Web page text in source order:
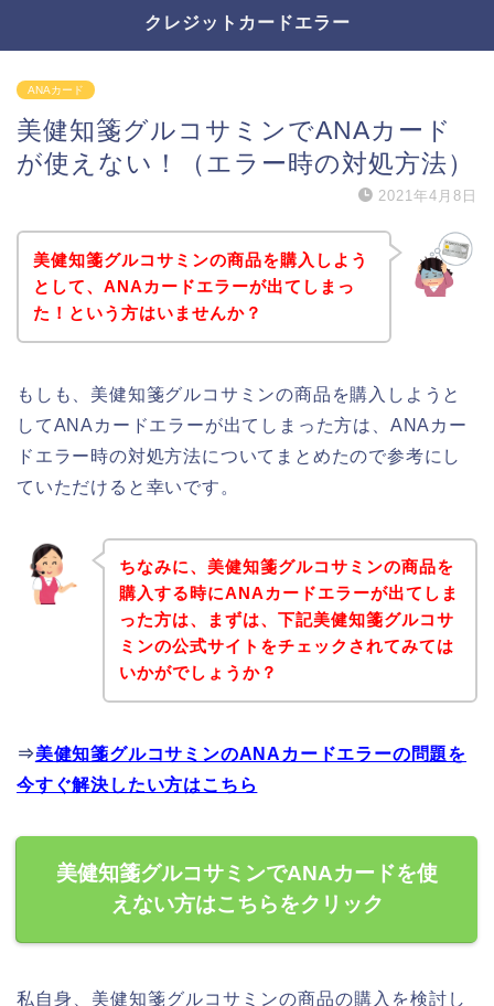
クレジットカードエラー
ANAカード
美健知箋グルコサミンでANAカード
が使えない！（エラー時の対処方法）
2021年4月8日
美健知箋グルコサミンの商品を購入しよう
として、ANAカードエラーが出てしまっ
た！という方はいませんか？
もしも、美健知箋グルコサミンの商品を購入しようと
してANAカードエラーが出てしまった方は、ANAカー
ドエラー時の対処方法についてまとめたので参考にし
ていただけると幸いです。
ちなみに、美健知箋グルコサミンの商品を
購入する時にANAカードエラーが出てしま
った方は、まずは、下記美健知箋グルコサ
ミンの公式サイトをチェックされてみては
いかがでしょうか？
⇒美健知箋グルコサミンのANAカードエラーの問題を
今すぐ解決したい方はこちら
美健知箋グルコサミンでANAカードを使
えない方はこちらをクリック
私自身、美健知箋グルコサミンの商品の購入を検討し